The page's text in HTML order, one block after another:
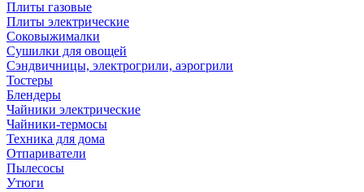
Плиты газовые
Плиты электрические
Соковыжималки
Сушилки для овощей
Сэндвичницы, электрогрили, аэрогрили
Тостеры
Блендеры
Чайники электрические
Чайники-термосы
Техника для дома
Отпариватели
Пылесосы
Утюги